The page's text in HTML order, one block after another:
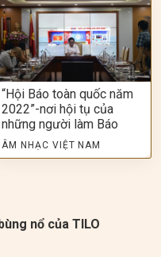
“Hội Báo toàn quốc năm
2022”-nơi hội tụ của
những người làm Báo
ÂM NHẠC VIỆT NAM
nổ của TILO